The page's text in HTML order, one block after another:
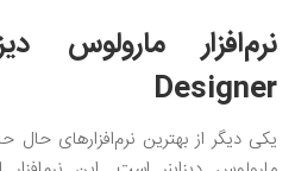
Designer
یکی دیگر از بهترین نرم‌افزار‌های